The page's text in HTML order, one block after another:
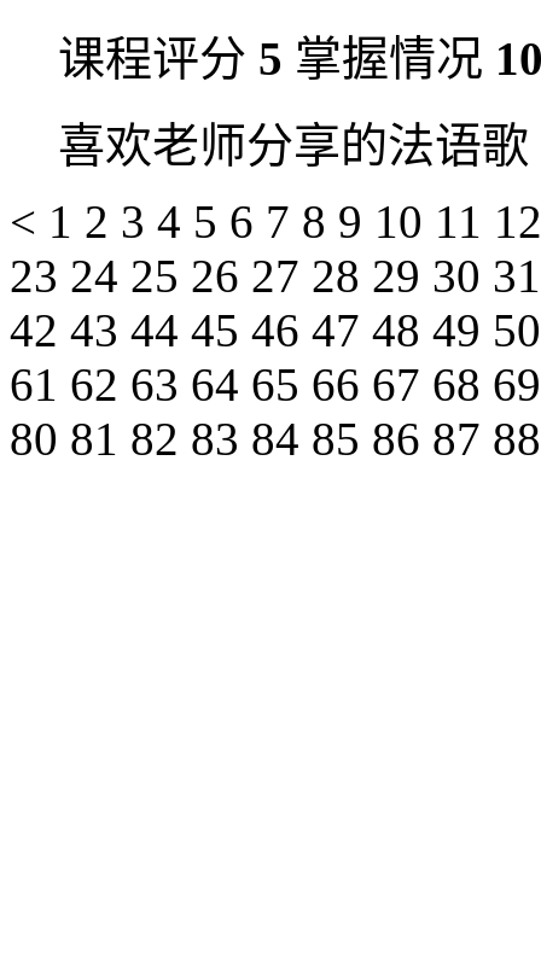
课程评分 5 掌握情况
喜欢老师分享的法语歌
< 1 2 3 4 5 6 7 8 9 10 11
23 24 25 26 27 28 29 30
42 43 44 45 46 47 48 49
61 62 63 64 65 66 67 68
80 81 82 83 84 85 86 87